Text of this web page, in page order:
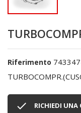
Riferimento
 RICHIEDI